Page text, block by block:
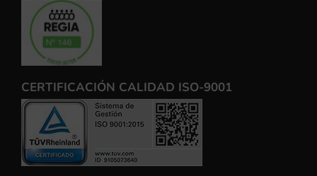
CERTIFICACIÓN CALIDAD ISO-9001